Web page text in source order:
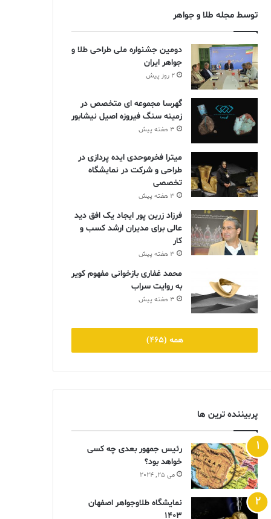
توسط مجله طلا و جواهر
دومین جشنواره ملی طراحی طلا و
جواهر ایران
2 روز پیش
گهرسا مجموعه ای متخصص در
زمینه سنگ فیروزه اصیل نیشابور
3 هفته پیش
میترا فخرموحدی ایده پردازی در
طراحی و شرکت در نمایشگاه
تخصصی
3 هفته پیش
فرزاد زرین پور ایجاد یک افق دید
عالی برای مدیران ارشد کسب و
کار
3 هفته پیش
محمد غفاری بازخوانی مفهوم کویر
به روایت سراب
3 هفته پیش
همه (465)
پربیننده ترین ها
رئیس جمهور بعدی چه کسی
خواهد بود؟
می 25, 2024
نمایشگاه طلاوجواهر اصفهان
1403